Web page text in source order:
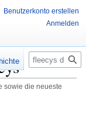
sowie die neueste
Benutzerkonto erstellen
Anmelden
Suche